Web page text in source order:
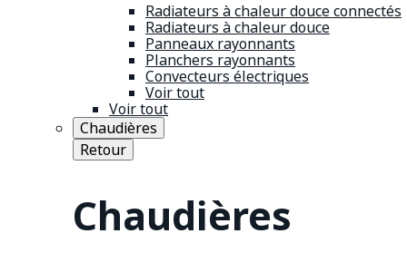
Radiateurs à chaleur douce connectés
Radiateurs à chaleur douce
Panneaux rayonnants
Planchers rayonnants
Convecteurs électriques
Voir tout
Voir tout
Chaudières
Retour
Chaudières